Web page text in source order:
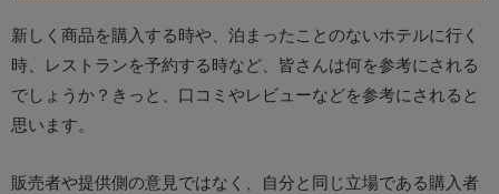
新しく商品を購入する時や、泊まったことのないホテルに行く
時、レストランを予約する時など、皆さんは何を参考にされる
でしょうか？きっと、口コミやレビューなどを参考にされると
思います。
販売者や提供側の意見ではなく、自分と同じ立場である購入者